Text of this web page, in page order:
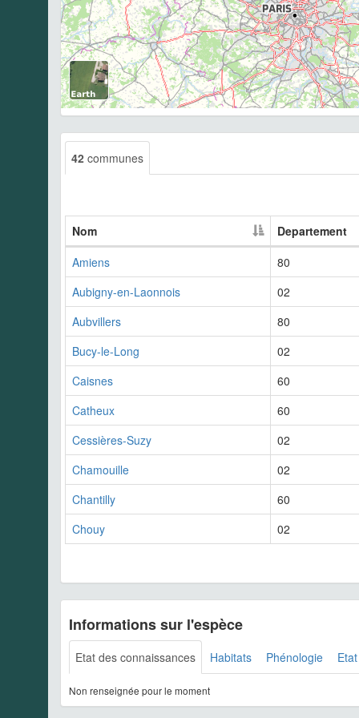
42 communes
Nom
Departement
Amiens
80
Aubigny-en-Laonnois
02
Aubvillers
80
Bucy-le-Long
02
Caisnes
60
Catheux
60
Cessières-Suzy
02
Chamouille
02
Chantilly
60
Chouy
02
Informations sur l'espèce
Etat des connaissances Habitats Phénologie
Non renseignée pour le moment